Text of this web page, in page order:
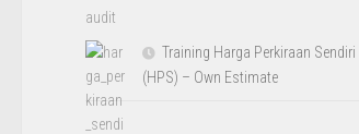
Training Harga Perkiraan Sendiri
(HPS) – Own Estimate